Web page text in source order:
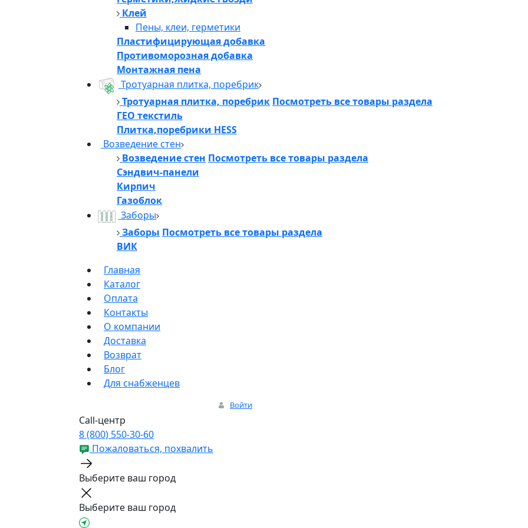
Клей
Пены, клеи, герметики
Пластифицирующая добавка
Противоморозная добавка
Монтажная пена
Тротуарная плитка, поребрик
Тротуарная плитка, поребрик Посмотреть все товары раздела
ГЕО текстиль
Плитка,поребрики HESS
Возведение стен
Возведение стен Посмотреть все товары раздела
Сэндвич-панели
Кирпич
Газоблок
Заборы
Заборы Посмотреть все товары раздела
ВИК
Главная
Каталог
Оплата
Контакты
О компании
Доставка
Возврат
Блог
Для снабженцев
Войти
Call-центр
8 (800) 550-30-60
Пожаловаться, похвалить
Выберите ваш город
Выберите ваш город